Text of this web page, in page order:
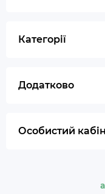
Категорії
Додатково
Особистий